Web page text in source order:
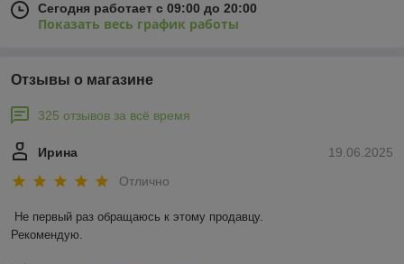
Сегодня работает с 09:00 до 20:00
Показать весь график работы
Отзывы о магазине
325 отзывов за всё время
19.06.2025
Ирина
Отлично
Не первый раз обращаюсь к этому продавцу.
Рекомендую.